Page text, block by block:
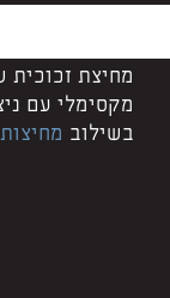
מחיצת
מקסימלי עם
בשילוב